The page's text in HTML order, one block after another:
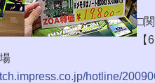
□
hotline/